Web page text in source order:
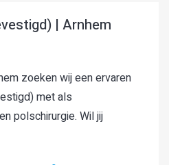
| Arnhem
zoeken wij een ervaren
met als
polschirurgie. Wil jij